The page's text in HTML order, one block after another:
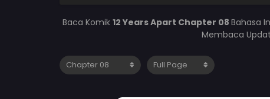
Baca Komik 12 Years Apart Chapter 08 Bahasa
Membaca